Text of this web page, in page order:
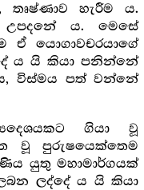
හැරීම ය.
ය. මෙසේ
ඒ යොගාවචරයාගේ
ය යි කියා පනින්නේ
විස්මය පත් වන්නේ
ගියා වූ
වූ පුරුෂයෙක්තෙම
යුතු මහාමාර්ගයක්
ලද්දේ ය යි කියා